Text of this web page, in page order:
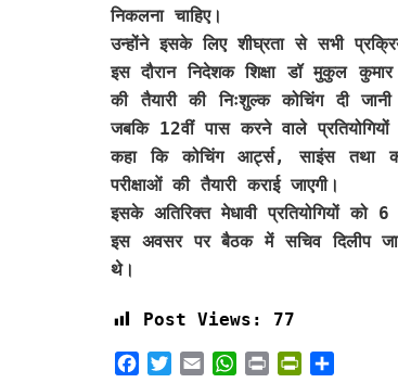
निकलना चाहिए।
उन्होंने इसके लिए शीघ्रता से सभी
इस दौरान निदेशक शिक्षा डॉ मुकुल
की तैयारी की निःशुल्क कोचिंग दी
जबकि 12वीं पास करने वाले
कहा कि कोचिंग आर्ट्स, साइंस तथा
परीक्षाओं की तैयारी कराई जाएगी।
इसके अतिरिक्त मेधावी प्रतियोगियों को
इस अवसर पर बैठक में सचिव दिलीप
थे।
Post Views: 77